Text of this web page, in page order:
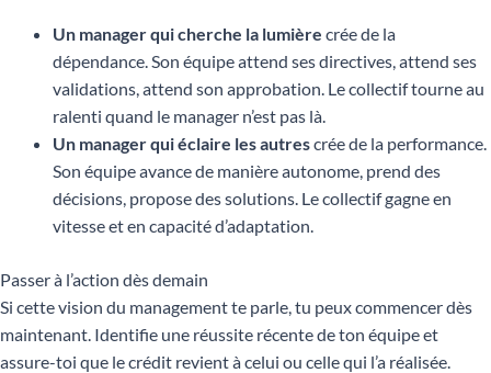
Un manager qui cherche la lumière crée de la
dépendance. Son équipe attend ses directives, attend ses
validations, attend son approbation. Le collectif tourne au
ralenti quand le manager n’est pas là.
Un manager qui éclaire les autrescrée de la performance.
Son équipe avance de manière autonome, prend des
décisions, propose des solutions. Le collectif gagne en
vitesse et en capacité d’adaptation.
Passer à l’action dès demain
Si cette vision du management te parle, tu peux commencer dès
maintenant. Identifie une réussite récente de ton équipe et
assure-toi que le crédit revient à celui ou celle qui l’a réalisée.